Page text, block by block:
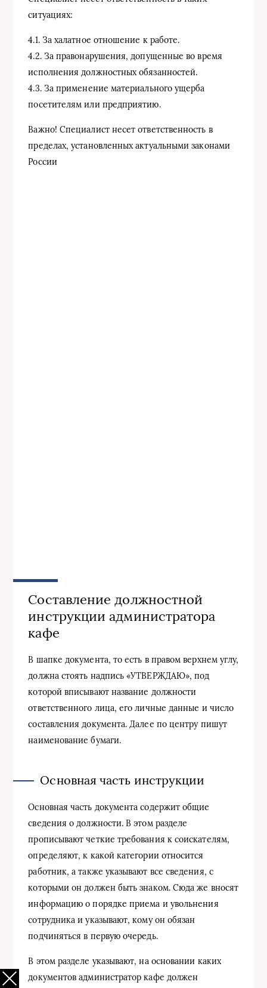
ситуациях:
4.1. За халатное отношение к работе.
4.2. За правонарушения, допущенные во время
исполнения должностных обязанностей.
4.3. За применение материального ущерба
посетителям или предприятию.
Важно! Специалист несет ответственность в
пределах, установленных актуальными законами
России
Составление должностной
инструкции администратора
кафе
В шапке документа, то есть в правом верхнем углу,
должна стоять надпись «УТВЕРЖДАЮ», под
которой вписывают название должности
ответственного лица, его личные данные и число
составления документа. Далее по центру пишут
наименование бумаги.
Основная часть инструкции
Основная часть документа содержит общие
сведения о должности. В этом разделе
прописывают четкие требования к соискателям,
определяют, к какой категории относится
работник, а также указывают все сведения, с
которыми он должен быть знаком. Сюда же вносят
информацию о порядке приема и увольнения
сотрудника и указывают, кому он обязан
подчиняться в первую очередь.
В этом разделе указывают, на основании каких
документов администратор кафе должен